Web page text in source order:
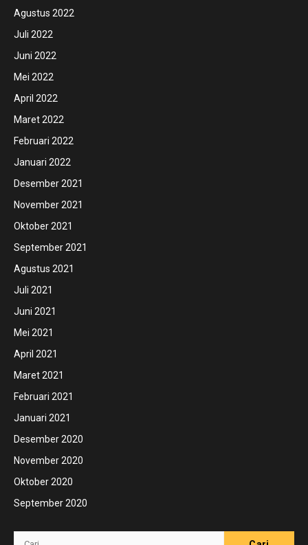
Agustus 2022
Juli 2022
Juni 2022
Mei 2022
April 2022
Maret 2022
Februari 2022
Januari 2022
Desember 2021
November 2021
Oktober 2021
September 2021
Agustus 2021
Juli 2021
Juni 2021
Mei 2021
April 2021
Maret 2021
Februari 2021
Januari 2021
Desember 2020
November 2020
Oktober 2020
September 2020
Cari